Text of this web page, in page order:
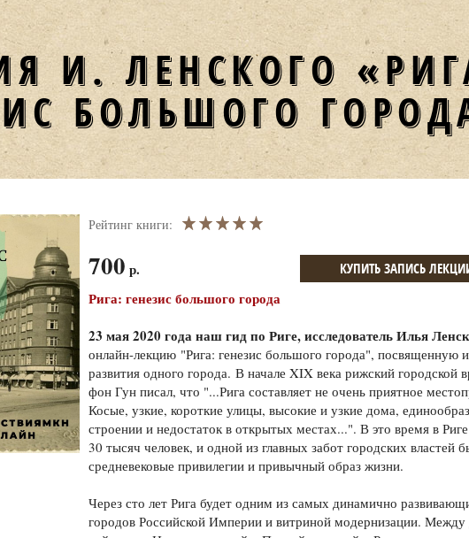
БОЛЬШОГО
Рейтинг книги:
КУПИТЬ ЗАПИСЬ
700 р.
Рига: генезис большого города
23 мая 2020 года наш гид по Риге, исследователь Илья
онлайн-лекцию "Рига: генезис большого города", посвященную
развития одного города. В начале XIX века рижский городской
фон Гун писал, что "...Рига составляет не очень приятное
Косые, узкие, короткие улицы, высокие и узкие дома,
строении и недостаток в открытых местах...". В это время в
30 тысяч человек, и одной из главных забот городских властей
средневековые привилегии и привычный образ жизни.
Через сто лет Рига будет одним из самых динамично
городов Российской Империи и витриной модернизации. Между